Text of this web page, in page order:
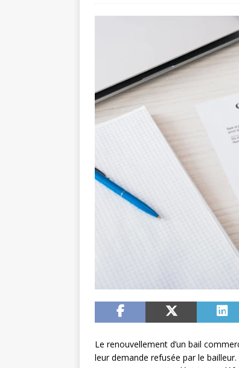
Le renouvellement d’un bail
leur demande refusée par le